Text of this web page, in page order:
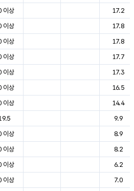
이상
17.2
이상
17.8
이상
17.8
이상
17.7
이상
17.3
이상
16.5
이상
14.4
9.9
이상
8.9
이상
8.2
이상
6.2
이상
7.0